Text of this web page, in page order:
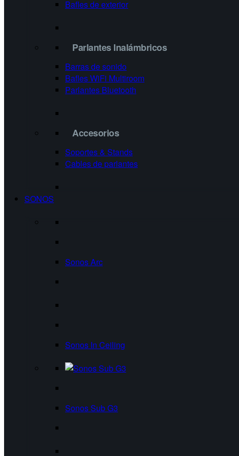
Bafles de exterior
Parlantes Inalámbricos
Barras de sonido
Bafles WiFi Multiroom
Parlantes Bluetooth
Accesorios
Soportes & Stands
Cables de parlantes
SONOS
Sonos Arc
Sonos In Ceiling
Sonos Sub G3